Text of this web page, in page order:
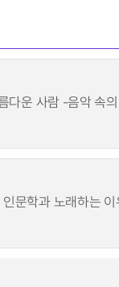
운 사람 -음악 속
문학과 노래하는 이